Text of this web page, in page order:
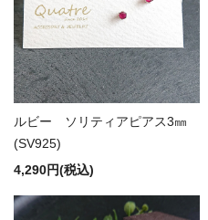
ルビー ソリティアピアス3㎜
(SV925)
4,290円(税込)